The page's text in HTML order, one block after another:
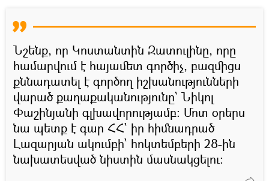
Նշենք, որ Կոստանտին Զատուլինը, որը
համարվում է հայամետ գործիչ, բազմիցս
քննադատել է գործող իշխանությունների
վարած քաղաքականությունը՝ Նիկոլ
Փաշինյանի գլխավորությամբ։ Մոտ օրերս
նա պետք է գար ՀՀ` իր հիմնադրած
Լազարյան ակումբի` հոկտեմբերի 28-ին
նախատեսված նիստին մասնակցելու։